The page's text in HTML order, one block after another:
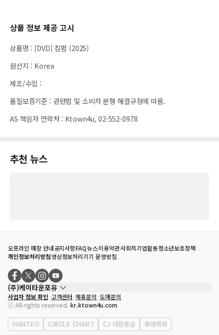
상품 정보 제공 고시
상품명 : [DVD] 침범 (2025)
원산지 : Korea
제조/수입 :
품질보증기준 : 관련법 및 소비자 분쟁 해결규정에 따름.
AS 책임자 연락처 : Ktown4u, 02-552-0978
추천 뉴스
오프라인 매장 안내공지사항FAQ뉴스이용약관사회적기업활동청소년보호정책
개인정보처리방침영상정보처리기기 운영방침
(주)케이타운포유
대표자
송효민
사업자등록번호
120-87-71116
통신판매업 신고번호 제2011-서울강남-02223
대표전화
02-552-9855
사업자 정보 확인 고객센터 제휴문의 도매문의
ⓒ All rights reserved. kr.ktown4u.com
HANTEO CIRCLE CHART CJ 대한통운 롯데택배